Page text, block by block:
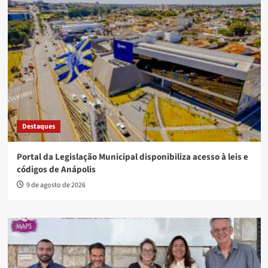
Destaques
Portal da Legislação Municipal disponibiliza acesso à leis e
códigos de Anápolis
9 de agosto de 2026